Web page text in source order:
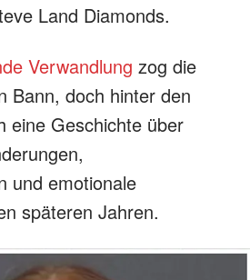
Land Diamonds.
Verwandlung zog die
Bann, doch hinter den
eine Geschichte über
und emotionale
späteren Jahren.